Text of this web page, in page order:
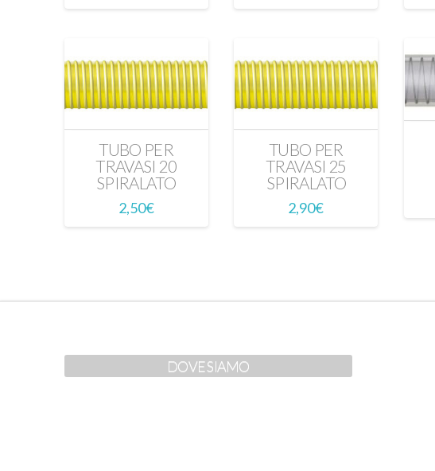
TUBO PER
TRAVASI 20
SPIRALATO
2,50€
TUBO PER
TRAVASI 25
SPIRALATO
2,90€
DOVE SIAMO